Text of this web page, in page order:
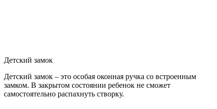
Детский замок
Детский замок – это особая оконная ручка со встроенным
замком. В закрытом состоянии ребенок не сможет
самостоятельно распахнуть створку.